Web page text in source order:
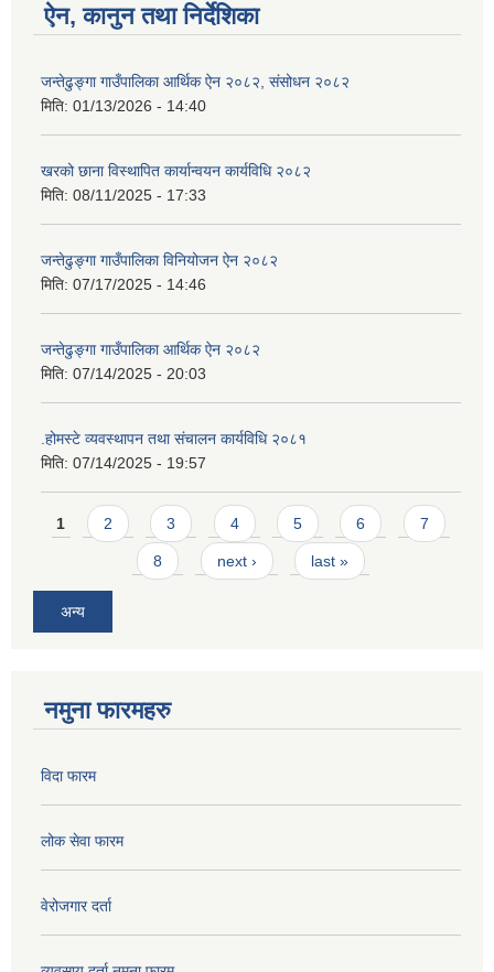
ऐन, कानुन तथा निर्देशिका
जन्तेढुङ्गा गाउँपालिका आर्थिक ऐन २०८२, संसोधन २०८२
मिति: 01/13/2026 - 14:40
खरको छाना विस्थापित कार्यान्वयन कार्यविधि २०८२
मिति: 08/11/2025 - 17:33
जन्तेढुङ्गा गाउँपालिका विनियोजन ऐन २०८२
मिति: 07/17/2025 - 14:46
जन्तेढुङ्गा गाउँपालिका आर्थिक ऐन २०८२
मिति: 07/14/2025 - 20:03
.होमस्टे व्यवस्थापन तथा संचालन कार्यविधि २०८१
मिति: 07/14/2025 - 19:57
Pages
1 2 3 4 5 6 7
8 next › last »
अन्य
नमुना फारमहरु
विदा फारम
लोक सेवा फारम
वेरोजगार दर्ता